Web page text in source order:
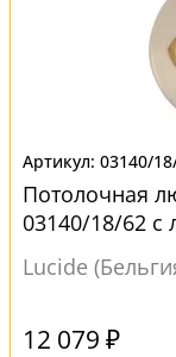
03140/
Потолочная
03140/18/62 с
Lucide
12 079 ₽